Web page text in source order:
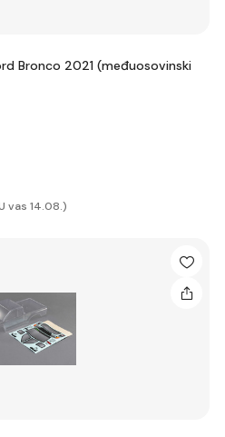
Bronco 2021 (međuosovinski
vas 14.08.)